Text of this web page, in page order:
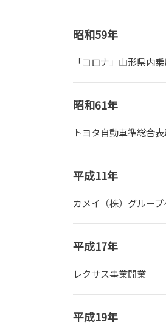
昭和59年
「コロナ」山形県内
昭和61年
トヨタ自動車準総合
平成11年
カメイ（株）グループ
平成17年
レクサス事業開業
平成19年